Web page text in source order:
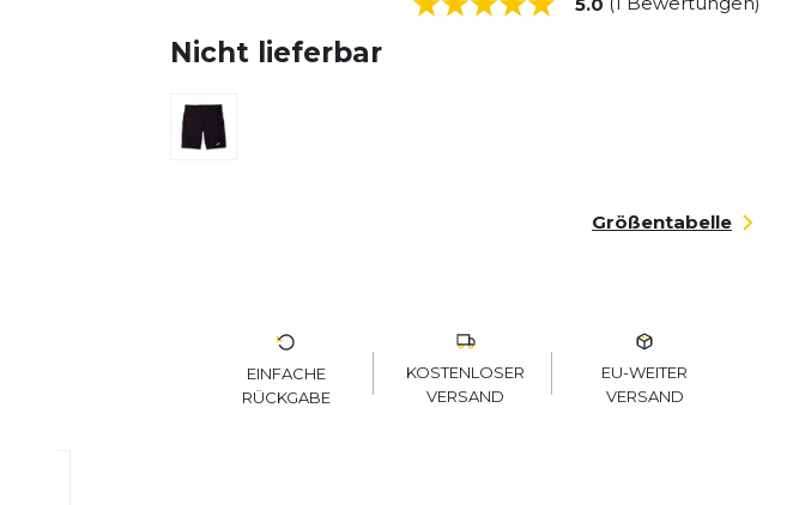
Nicht lieferbar
Größentabelle
EINFACHE
RÜCKGABE
KOSTENLOSER
VERSAND
EU-WEITER
VERSAND